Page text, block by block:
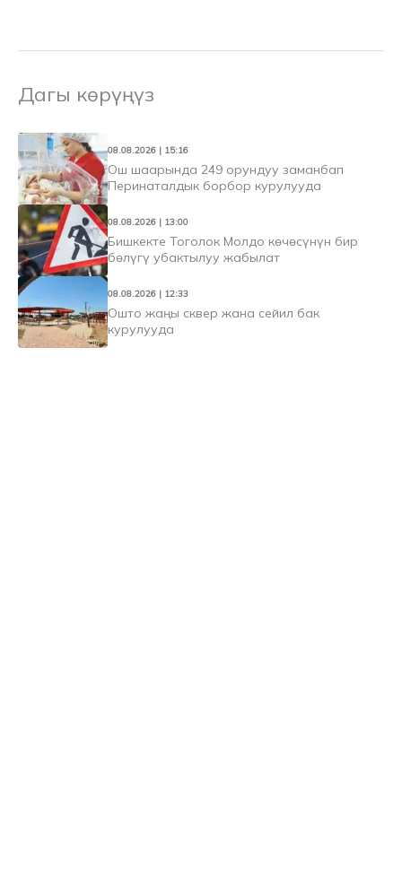
Дагы көрүңүз
08.08.2026 | 15:16
Ош шаарында 249 орундуу заманбап
Перинаталдык борбор курулууда
08.08.2026 | 13:00
Бишкекте Тоголок Молдо көчөсүнүн бир
бөлүгү убактылуу жабылат
08.08.2026 | 12:33
Ошто жаңы сквер жана сейил бак
курулууда